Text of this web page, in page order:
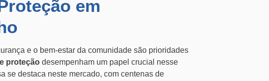
em
e o bem-estar da comunidade são prioridades
proteção desempenham um papel crucial nesse
se destaca neste mercado, com centenas de